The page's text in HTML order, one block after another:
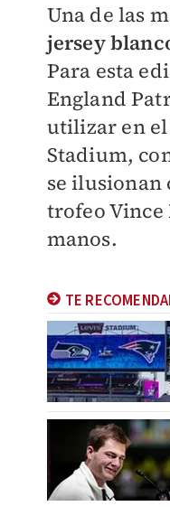
Una de las
jersey
Para esta
England
utilizar en
Stadium,
se ilusionan
trofeo
manos.
TE